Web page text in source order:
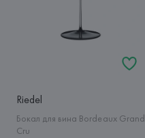
Riedel
Бокал для вина Bordeaux Grand
Cru